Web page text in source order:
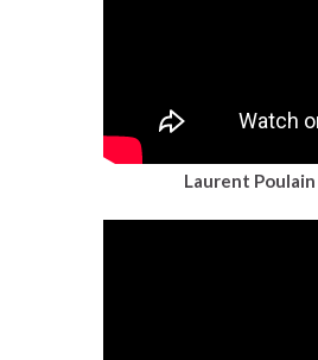
Laurent Poulain